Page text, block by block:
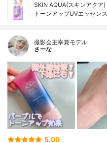
SKIN AQUA(スキンアクア)
トーンアップUVエッセンス
撮影会主宰兼モデル
さーな
5.00